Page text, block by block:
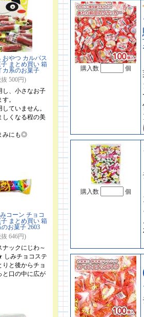
おやつ カルパス
子 まとめ買い 箱
カ系のお菓子
500円)
し、小さなお子
。
ていません。
しくなる程の美
みにも◎
コーン チョコ
子 まとめ買い 箱
お菓子 2603
646円)
ナックにじわ～
しみチョコステ
りと後からチョ
と口の中に広が
購入数 個
購入数 個